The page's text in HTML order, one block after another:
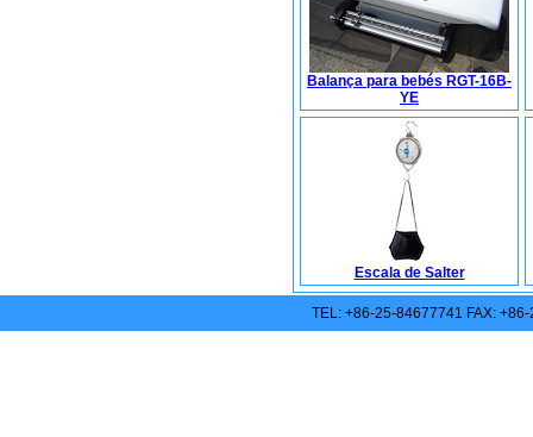
Balança para bebés RGT-16B-
YE
Escala de Salter
TEL: +86-25-84677741 FAX: